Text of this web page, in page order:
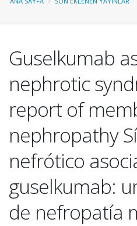
Guselkumab
nephrotic
report of
nephropathy
nefrótico
guselkumab:
de nefropatía